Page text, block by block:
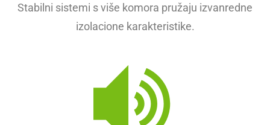
Stabilni sistemi s više komora pružaju izvanredne
izolacione karakteristike.